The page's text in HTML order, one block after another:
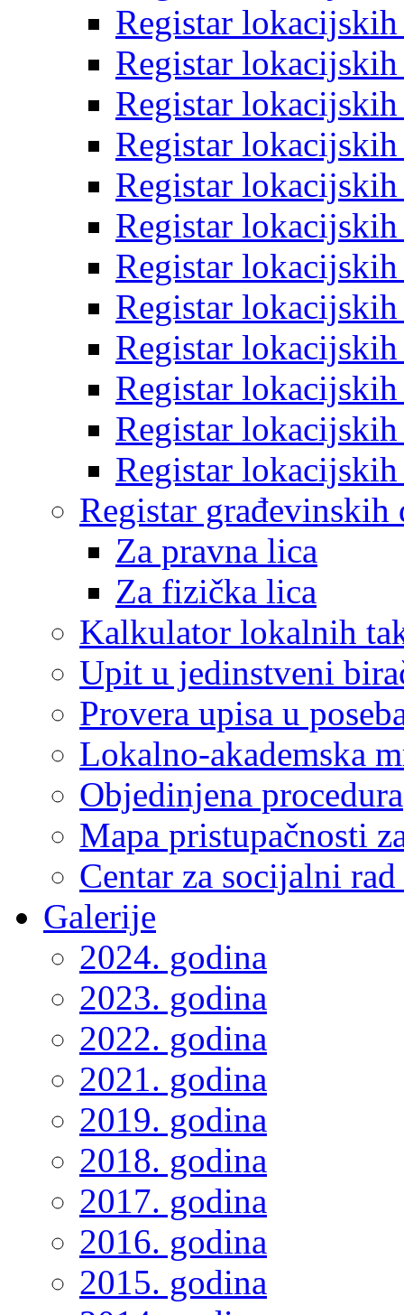
Registar
Registar
Registar
Registar
Registar
Registar
Registar
Registar
Registar
Registar
Registar
Registar
Registar građevinskih
Za pravna lica
Za fizička lica
Kalkulator lokalnih
Upit u jedinstveni
Provera upisa u
Lokalno-akademska
Objedinjena procedura
Mapa pristupačnosti
Centar za socijalni
Galerije
2024. godina
2023. godina
2022. godina
2021. godina
2019. godina
2018. godina
2017. godina
2016. godina
2015. godina